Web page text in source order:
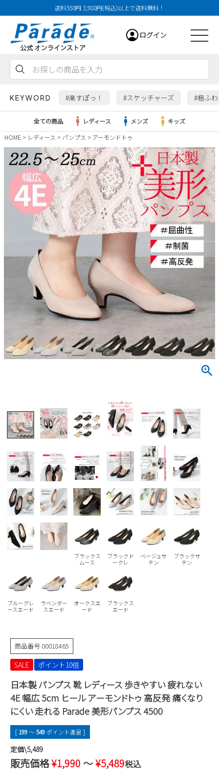
送料550円 3,980円(税込)以上で送料無料！
ログイン
KEYWORD #楽すぽっ！ #スケッチャーズ #極ふ
レディース
すべての商品
サンダル
レインシューズ
パンプス
スニーカー
ローファー
カジュアルシューズ
ウェア
Parade
SKECHERS
moz
new balance
puma
メンズ
すべての商品
サンダル
レインシューズ
スニーカー
ビジネス・ドレスシューズ
ローファー
ブーツ
ウェア
Parade
SKECHERS
GAP
EDWIN
キッズ
すべての商品
サンダル
レインシューズ
スニーカー
ブーツ
SKECHERS
new balance
asics
瞬足
NEW
すべての商品
レディース新入荷
メンズ新入荷
SALE
すべての商品
レディースSALE
キッズSALE
バッグ
ボディバッグ
ハンドバッグ
ビジネスバッグ
トートバッグ
ショルダーバッグ
財布
雑貨
ケア用品
店舗一覧
ご利用ガイド
会員サービス
お問い合わせ
メルマガ購買
営業日カレンダー
休業日 お問い合わせ窓口休業日
日 月
2
3 4
9
10 11 12 13 14
15
16
17 18 19 20 21
22
23
24 25 26 27 28
30
31
2026 年9月
日 月 火 水 木
全ての商品 レディース メンズ
キッズ
HOME
レディース パンプス アーモンドトゥ
ブラックス
ムース
ブラックド
ークレ
ベージュサ
テン
ブラックサ
テン
ブルーグレ
ースエード
ラベンダー
スエード
オークスエ
ード
ブラックス
エード
商品番号 00018465
SALE ポイント10倍
日本製 パンプス 靴 レディース 歩きやすい 疲れない
4E 幅広 5cm ヒール アーモンドトゥ 高反発 痛くなり
にくい 走れる Parade 美形パンプス 4500
[ 199〜549ポイント進呈 ]
定価\5,489
販売価格¥1,990 〜¥5,489税込